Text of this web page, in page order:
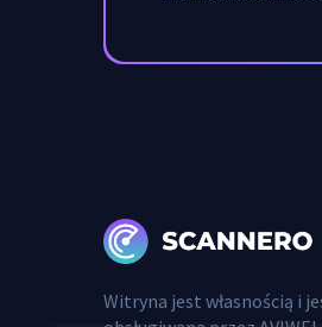
Witryna jest własnością i